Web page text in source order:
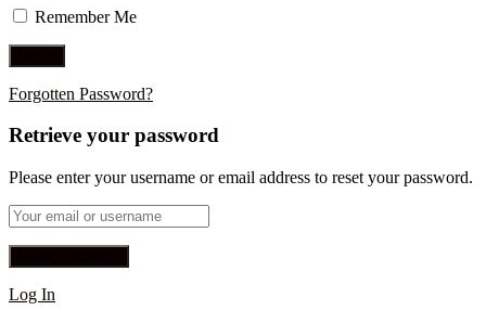
Remember Me
Forgotten Password?
Retrieve your password
Please enter your username or email address to reset your password.
Log In